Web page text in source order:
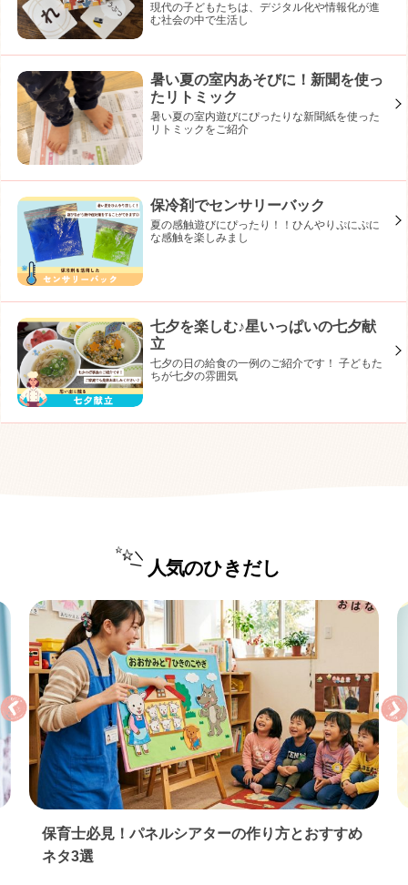
現代の子どもたちは、デジタル化や情報化が進
む社会の中で生活し
暑い夏の室内あそびに！新聞を使っ
たリトミック
暑い夏の室内遊びにぴったりな新聞紙を使った
リトミックをご紹介
保冷剤でセンサリーバック
夏の感触遊びにぴったり！！ひんやりぷにぷに
な感触を楽しみまし
七夕を楽しむ♪星いっぱいの七夕献
立
七夕の日の給食の一例のご紹介です！ 子どもた
ちが七夕の雰囲気
人気のひきだし
保育士必見！パネルシアターの作り方とおすすめ
ネタ3選